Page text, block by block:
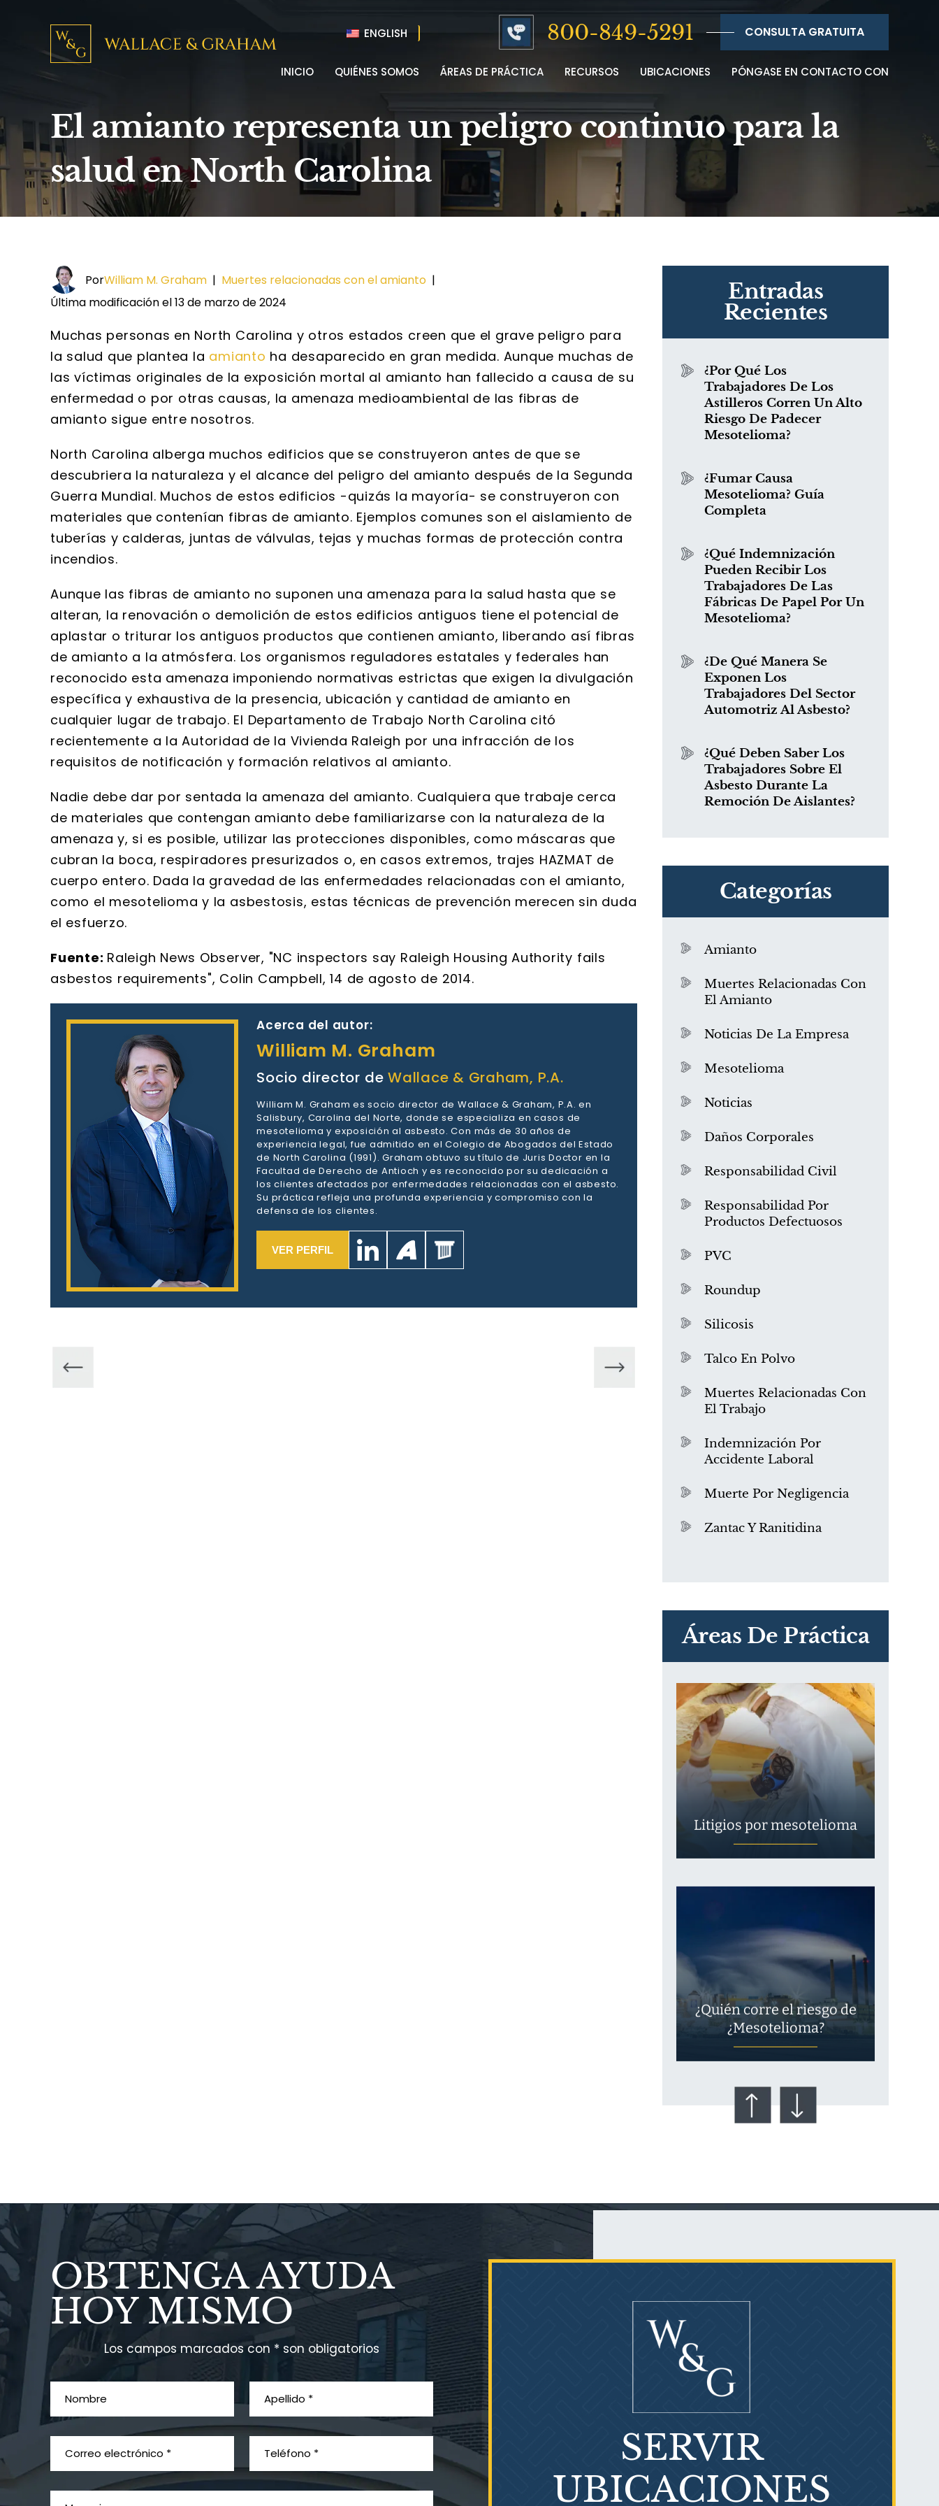
ENGLISH 800-849-5291 CONSULTA GRATUITA
INICIO QUIÉNES SOMOS ÁREAS DE PRÁCTICA RECURSOS UBICACIONES PÓNGASE EN CONTACTO CON
El amianto representa un peligro continuo para la
salud en North Carolina
PorWilliam M. Graham | Muertes relacionadas con el amianto |
Última modificación el 13 de marzo de 2024
Muchas personas en North Carolina y otros estados creen que el grave peligro para
la salud que plantea la amianto ha desaparecido en gran medida. Aunque muchas de
las víctimas originales de la exposición mortal al amianto han fallecido a causa de su
enfermedad o por otras causas, la amenaza medioambiental de las fibras de
amianto sigue entre nosotros.
North Carolina alberga muchos edificios que se construyeron antes de que se
descubriera la naturaleza y el alcance del peligro del amianto después de la Segunda
Guerra Mundial. Muchos de estos edificios -quizás la mayoría- se construyeron con
materiales que contenían fibras de amianto. Ejemplos comunes son el aislamiento de
tuberías y calderas, juntas de válvulas, tejas y muchas formas de protección contra
incendios.
Aunque las fibras de amianto no suponen una amenaza para la salud hasta que se
alteran, la renovación o demolición de estos edificios antiguos tiene el potencial de
aplastar o triturar los antiguos productos que contienen amianto, liberando así fibras
de amianto a la atmósfera. Los organismos reguladores estatales y federales han
reconocido esta amenaza imponiendo normativas estrictas que exigen la divulgación
específica y exhaustiva de la presencia, ubicación y cantidad de amianto en
cualquier lugar de trabajo. El Departamento de Trabajo North Carolina citó
recientemente a la Autoridad de la Vivienda Raleigh por una infracción de los
requisitos de notificación y formación relativos al amianto.
Nadie debe dar por sentada la amenaza del amianto. Cualquiera que trabaje cerca
de materiales que contengan amianto debe familiarizarse con la naturaleza de la
amenaza y, si es posible, utilizar las protecciones disponibles, como máscaras que
cubran la boca, respiradores presurizados o, en casos extremos, trajes HAZMAT de
cuerpo entero. Dada la gravedad de las enfermedades relacionadas con el amianto,
como el mesotelioma y la asbestosis, estas técnicas de prevención merecen sin duda
el esfuerzo.
Fuente: Raleigh News Observer, "NC inspectors say Raleigh Housing Authority fails
asbestos requirements", Colin Campbell, 14 de agosto de 2014.
Acerca del autor:
William M. Graham
Socio director deWallace & Graham, P.A.
William M. Graham es socio director de Wallace & Graham, P.A. en
Salisbury, Carolina del Norte, donde se especializa en casos de
mesotelioma y exposición al asbesto. Con más de 30 años de
experiencia legal, fue admitido en el Colegio de Abogados del Estado
de North Carolina (1991). Graham obtuvo su título de Juris Doctor en la
Facultad de Derecho de Antioch y es reconocido por su dedicación a
los clientes afectados por enfermedades relacionadas con el asbesto.
Su práctica refleja una profunda experiencia y compromiso con la
defensa de los clientes.
VER PERFIL
Entradas
Recientes
¿Por Qué Los
Trabajadores De Los
Astilleros Corren Un Alto
Riesgo De Padecer
Mesotelioma?
¿Fumar Causa
Mesotelioma? Guía
Completa
¿Qué Indemnización
Pueden Recibir Los
Trabajadores De Las
Fábricas De Papel Por Un
Mesotelioma?
¿De Qué Manera Se
Exponen Los
Trabajadores Del Sector
Automotriz Al Asbesto?
¿Qué Deben Saber Los
Trabajadores Sobre El
Asbesto Durante La
Remoción De Aislantes?
Categorías
Amianto
Muertes Relacionadas Con
El Amianto
Noticias De La Empresa
Mesotelioma
Noticias
Daños Corporales
Responsabilidad Civil
Responsabilidad Por
Productos Defectuosos
PVC
Roundup
Silicosis
Talco En Polvo
Muertes Relacionadas Con
El Trabajo
Indemnización Por
Accidente Laboral
Muerte Por Negligencia
Zantac Y Ranitidina
Áreas De Práctica
¿Qué es el mesotelioma?
Litigios por mesotelioma
¿Quién corre el riesgo de
¿Mesotelioma?
Talco en polvo
¿Qué es el mesotelioma?
OBTENGA AYUDA
HOY MISMO
Los campos marcados con * son obligatorios
SERVIR
UBICACIONES